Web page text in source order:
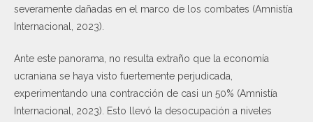
severamente dañadas en el marco de los combates (Amnistía
Internacional, 2023).
Ante este panorama, no resulta extraño que la economía
ucraniana se haya visto fuertemente perjudicada,
experimentando una contracción de casi un 50% (Amnistía
Internacional, 2023). Esto llevó la desocupación a niveles